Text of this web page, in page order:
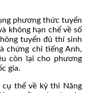
phương thức tuyển
không hạn chế về số
tuyển đủ thí sinh
chứng chỉ tiếng Anh,
còn lại cho phương
gia.
cụ thể về kỳ thi Năng